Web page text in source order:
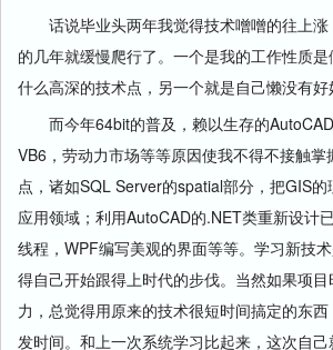
话说毕业头两年我觉得技术噌噌的往上涨
的几年就缓慢爬行了。一个是我的工作性质
什么高深的技术点，另一个就是自己懒没有好
而今年64bit的普及，赖以生存的
VB6，劳动力市场等等原因使我不得不接触
点，诸如SQL Server的spatial部分，把GIS
应用领域；利用AutoCAD的.NET类重新设计
线程，WPF编写美观的界面等等。学习新技
得自己开始跟得上时代的步伐。当然如果项
力，总觉得用原来的技术很短时间搞定的东
发时间。和上一次系统学习比起来，这次自